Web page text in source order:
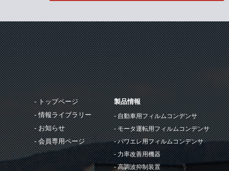
トップページ
情報ライブラリー
お知らせ
会員専用ページ
製品情報
自動車用フィルムコンデンサ
モータ運転用フィルムコンデンサ
パワエレ用フィルムコンデンサ
力率改善用機器
高調波抑制装置